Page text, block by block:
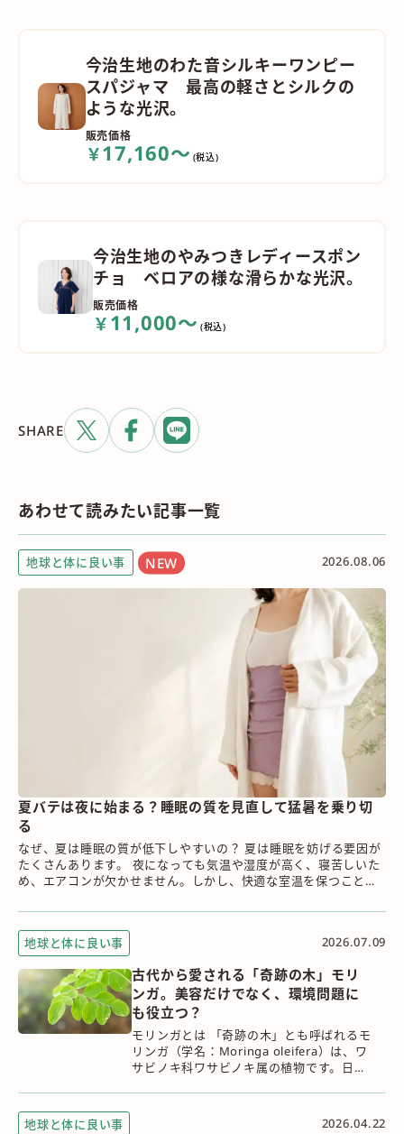
今治生地のわた音シルキーワンピー
スパジャマ 最高の軽さとシルクの
ような光沢。
販売価格
￥17,160～ (税込)
今治生地のやみつきレディースポン
チョ ベロアの様な滑らかな光沢。
販売価格
￥ 11,000～ (税込)
SHARE
あわせて読みたい記事一覧
地球と体に良い事 2026.08.06
夏バテは夜に始まる？睡眠の質を見直して猛暑を乗り切
る
なぜ、夏は睡眠の質が低下しやすいの？ 夏は睡眠を妨げる要因が
たくさんあります。 夜になっても気温や湿度が高く、寝苦しいた
め、エアコンが欠かせません。しかし、快適な室温を保つことは
地球と体に良い事 2026.07.09
古代から愛される「奇跡の木」モリ
ンガ。美容だけでなく、環境問題に
も役立つ？
モリンガとは 「奇跡の木」とも呼ばれるモ
リンガ（学名：Moringa oleifera）は、ワ
サビノキ科ワサビノキ属の植物です。日本
地球と体に良い事
2026.04.22